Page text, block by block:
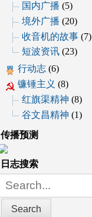
国内广播 (5)
境外广播 (20)
收音机的故事 (7)
短波资讯 (23)
行动志 (6)
镰锤主义 (8)
红旗渠精神 (8)
谷文昌精神 (1)
传播预测
日志搜索